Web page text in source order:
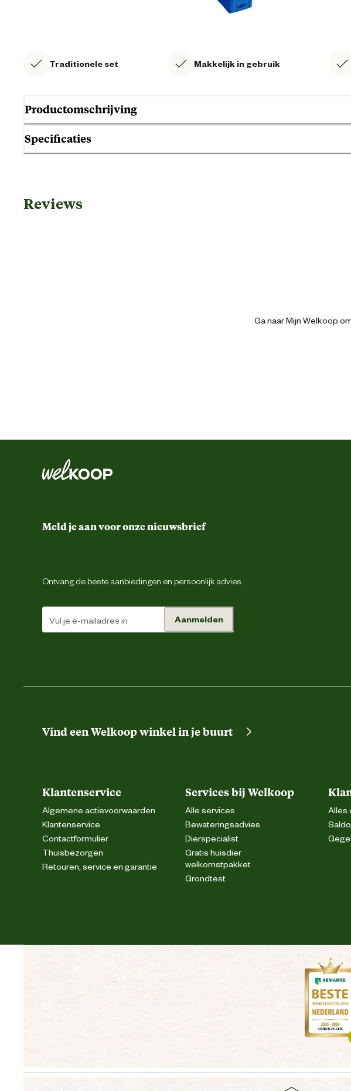
Traditionele set Makkelijk in gebruik
Productomschrijving
Specificaties
Ean
Verantwoordelijke marktdeelnemer mailadres
Reviews
Ga naar Mijn Welkoop
Meld je aan voor onze nieuwsbrief
Ontvang de beste aanbiedingen en persoonlijk advies.
Aanmelden
Vind een Welkoop winkel in je buurt
Klantenservice
Algemene actievoorwaarden
Klantenservice
Contactformulier
Thuisbezorgen
Retouren, service en garantie
Services bij Welkoop
Alle services
Bewateringsadvies
Dierspecialist
Gratis huisdier
welkomstpakket
Grondtest
Alles